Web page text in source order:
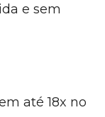
e sem
até 18x no